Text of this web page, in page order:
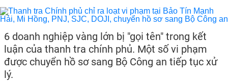
6 doanh nghiệp vàng lớn bị "gọi tên" trong kết
luận của thanh tra chính phủ. Một số vi phạm
được chuyển hồ sơ sang Bộ Công an tiếp tục xử
lý.